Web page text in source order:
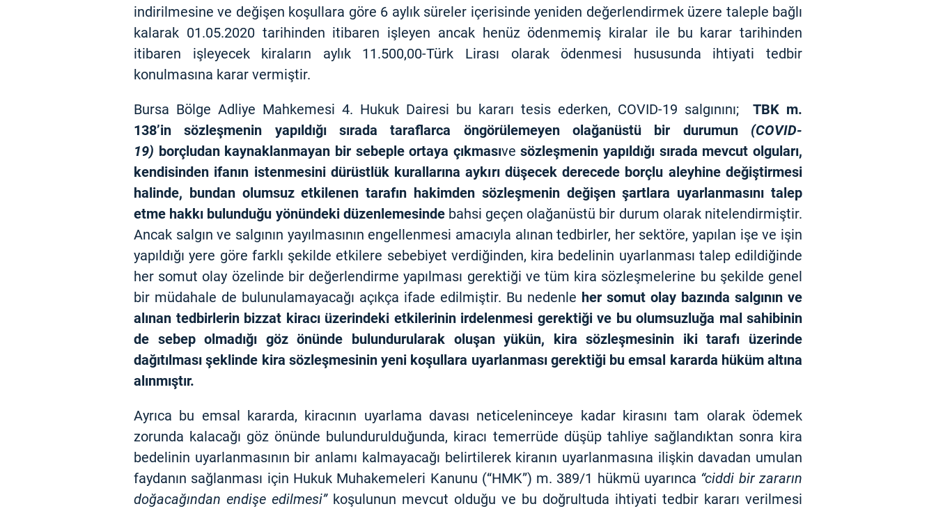
indirilmesine ve değişen koşullara göre 6 aylık süreler içerisinde yeniden değerlendirmek üzere taleple bağlı
kalarak 01.05.2020 tarihinden itibaren işleyen ancak henüz ödenmemiş kiralar ile bu karar tarihinden
itibaren işleyecek kiraların aylık 11.500,00-Türk Lirası olarak ödenmesi hususunda ihtiyati tedbir
konulmasına karar vermiştir.
Bursa Bölge Adliye Mahkemesi 4. Hukuk Dairesi bu kararı tesis ederken, COVID-19 salgınını; TBK m.
138’in sözleşmenin yapıldığı sırada taraflarca öngörülemeyen olağanüstü bir durumun (COVID-
19) borçludan kaynaklanmayan bir sebeple ortaya çıkmasıvesözleşmenin yapıldığı sırada mevcut olguları,
kendisinden ifanın istenmesini dürüstlük kurallarına aykırı düşecek derecede borçlu aleyhine değiştirmesi
halinde, bundan olumsuz etkilenen tarafın hakimden sözleşmenin değişen şartlara uyarlanmasını talep
etme hakkı bulunduğu yönündeki düzenlemesindebahsi geçen olağanüstü bir durum olarak nitelendirmiştir.
Ancak salgın ve salgının yayılmasının engellenmesi amacıyla alınan tedbirler, her sektöre, yapılan işe ve işin
yapıldığı yere göre farklı şekilde etkilere sebebiyet verdiğinden, kira bedelinin uyarlanması talep edildiğinde
her somut olay özelinde bir değerlendirme yapılması gerektiği ve tüm kira sözleşmelerine bu şekilde genel
bir müdahale de bulunulamayacağı açıkça ifade edilmiştir. Bu nedenle her somut olay bazında salgının ve
alınan tedbirlerin bizzat kiracı üzerindeki etkilerinin irdelenmesi gerektiği ve bu olumsuzluğa mal sahibinin
de sebep olmadığı göz önünde bulundurularak oluşan yükün, kira sözleşmesinin iki tarafı üzerinde
dağıtılması şeklinde kira sözleşmesinin yeni koşullara uyarlanması gerektiği bu emsal kararda hüküm altına
alınmıştır.
Ayrıca bu emsal kararda, kiracının uyarlama davası neticeleninceye kadar kirasını tam olarak ödemek
zorunda kalacağı göz önünde bulundurulduğunda, kiracı temerrüde düşüp tahliye sağlandıktan sonra kira
bedelinin uyarlanmasının bir anlamı kalmayacağı belirtilerek kiranın uyarlanmasına ilişkin davadan umulan
faydanın sağlanması için Hukuk Muhakemeleri Kanunu (“HMK”) m. 389/1 hükmü uyarınca “ciddi bir zararın
doğacağından endişe edilmesi”koşulunun mevcut olduğu ve bu doğrultuda ihtiyati tedbir kararı verilmesi